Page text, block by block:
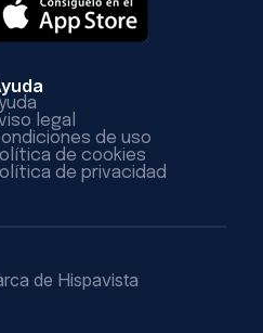
legal
de uso
de cookies
de privacidad
de Hispavista